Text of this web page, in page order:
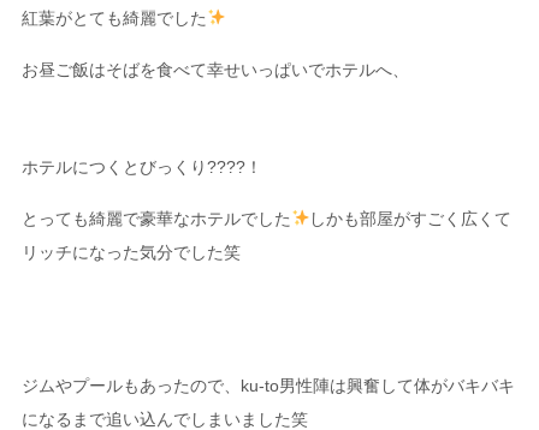
紅葉がとても綺麗でした
お昼ご飯はそばを食べて幸せいっぱいでホテルへ、
ホテルにつくとびっくり????！
とっても綺麗で豪華なホテルでした
しかも部屋がすごく広くて
リッチになった気分でした笑
ジムやプールもあったので、ku-to男性陣は興奮して体がバキバキ
になるまで追い込んでしまいました笑